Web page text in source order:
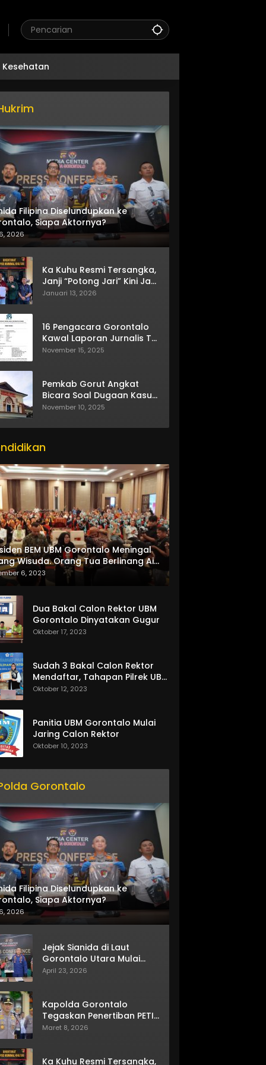
Kesehatan
Filipina Diselundupkan ke
Siapa Aktornya?
2026
Ka Kuhu Resmi Tersangka,
Janji “Potong Jari” Kini Jadi
Bumerang
Januari 13, 2026
16 Pengacara Gorontalo
Kawal Laporan Jurnalis TV
One
November 15, 2025
Pemkab Gorut Angkat
Bicara Soal Dugaan Kasus
Asusila Oknum ASN
November 10, 2025
BEM UBM Gorontalo Meningal
Wisuda. Orang Tua Berlinang Air
Menerima SKL dan Pemasangan
6, 2023
Dua Bakal Calon Rektor UBM
Gorontalo Dinyatakan Gugur
Oktober 17, 2023
Sudah 3 Bakal Calon Rektor
Mendaftar, Tahapan Pilrek UBM
Gorontalo Makin Seru
Oktober 12, 2023
Panitia UBM Gorontalo Mulai
Jaring Calon Rektor
Oktober 10, 2023
Gorontalo
Filipina Diselundupkan ke
Siapa Aktornya?
2026
Jejak Sianida di Laut
Gorontalo Utara Mulai
Terkuak
April 23, 2026
Kapolda Gorontalo
Tegaskan Penertiban PETI
Terus Berjalan
Maret 8, 2026
Ka Kuhu Resmi Tersangka,